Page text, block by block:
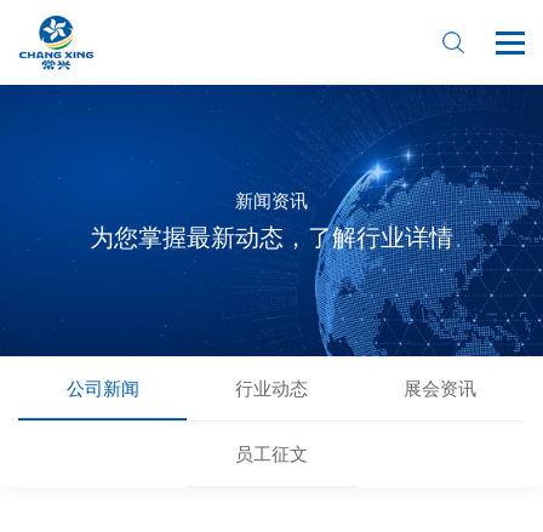
新闻资讯
为您掌握最新动态，了解行业详情
公司新闻 行业动态 展会资讯
员工征文